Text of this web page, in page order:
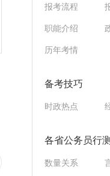
报考流程
职能介绍
历年考情
备考技巧
时政热点
各省公务员行测
数量关系